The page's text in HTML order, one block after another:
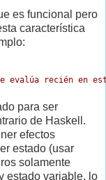
es funcional pero
característica
recién en este
para ser
de Haskell.
efectos
estado (usar
solamente
estado variable, lo